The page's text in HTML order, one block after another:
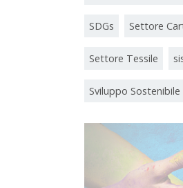
SDGs Settore
Settore Tessile
Sviluppo Sostenibile